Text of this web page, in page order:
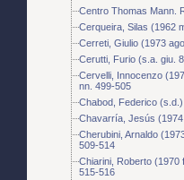
Centro Thomas Mann.
Cerqueira, Silas (1962
Cerreti, Giulio (1973
Cerutti, Furio (s.a. giu.
Cervelli, Innocenzo
nn. 499-505
Chabod, Federico
Chavarría, Jesús
Cherubini, Arnaldo
509-514
Chiarini, Roberto (1970
515-516